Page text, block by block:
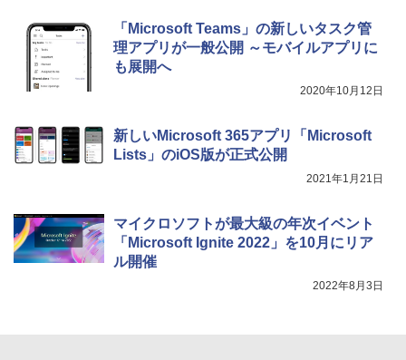
￥115,980
「Microsoft Teams」の新しいタスク管
理アプリが一般公開 ～モバイルアプリに
も展開へ
2020年10月12日
新しいMicrosoft 365アプリ「Microsoft
Lists」のiOS版が正式公開
2021年1月21日
マイクロソフトが最大級の年次イベント
「Microsoft Ignite 2022」を10月にリア
ル開催
2022年8月3日